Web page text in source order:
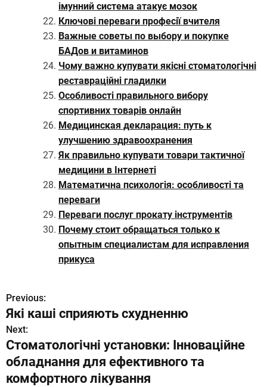
імунний система атакує мозок
Ключові переваги професії вчителя
Важные советы по выбору и покупке
БАДов и витаминов
Чому важно купувати якісні стоматологічні
реставраційні гладилки
Особливості правильного вибору
спортивних товарів онлайн
Медицинская декларация: путь к
улучшению здравоохранения
Як правильно купувати товари тактичної
медицини в Інтернеті
Математична психологія: особливості та
переваги
Переваги послуг прокату інструментів
Почему стоит обращаться только к
опытным специалистам для исправления
прикуса
Н
а
в
и
Previous:
Які каші сприяють схудненню
Next:
Стоматологічні установки: Інноваційне
обладнання для ефективного та
комфортного лікування